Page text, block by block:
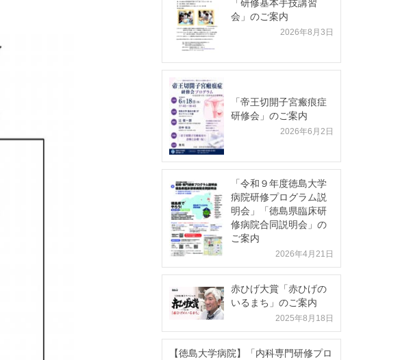
「研修基本手技講習
会」のご案内
2026年8月3日
「帝王切開子宮瘢痕症
研修会」のご案内
2026年6月2日
「令和９年度徳島大学
病院研修プログラム説
明会」「徳島県臨床研
修病院合同説明会」の
ご案内
2026年4月21日
赤ひげ大賞「赤ひげの
いるまち」のご案内
2025年8月18日
【徳島大学病院】「内科専門研修プロ